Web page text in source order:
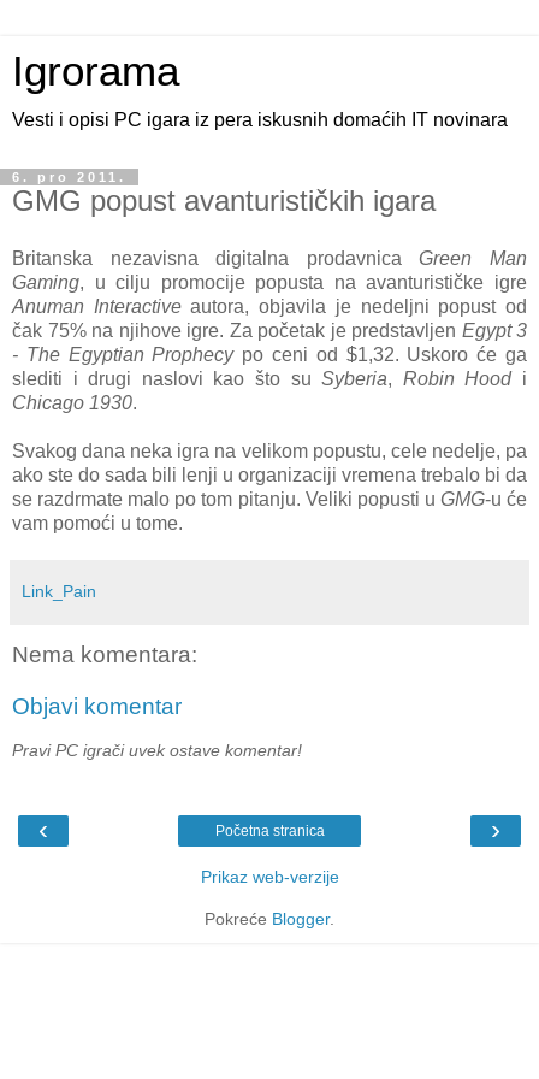
Igrorama
Vesti i opisi PC igara iz pera iskusnih domaćih IT novinara
6. pro 2011.
GMG popust avanturističkih igara
Britanska nezavisna digitalna prodavnicaGreen Man
Gaming, u cilju promocije popusta na avanturističke igre
Anuman Interactiveautora, objavila je nedeljni popust od
čak 75% na njihove igre. Za početak je predstavljen Egypt 3
- The Egyptian Prophecypo ceni od $1,32. Uskoro će ga
slediti i drugi naslovi kao što suSyberia, Robin Hoodi
Chicago 1930.
Svakog dana neka igra na velikom popustu, cele nedelje, pa
ako ste do sada bili lenji u organizaciji vremena trebalo bi da
se razdrmate malo po tom pitanju. Veliki popusti u GMG-u će
vam pomoći u tome.
Link_Pain
Nema komentara:
Objavi komentar
Pravi PC igrači uvek ostave komentar!
‹ ›
Početna stranica
Prikaz web-verzije
Pokreće Blogger.